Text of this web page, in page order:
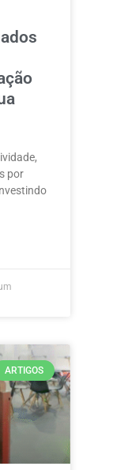
por
ARTIGOS